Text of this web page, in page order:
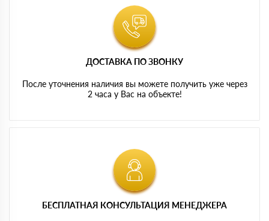
ДОСТАВКА ПО ЗВОНКУ
После уточнения наличия вы можете получить уже через
2 часа у Вас на объекте!
БЕСПЛАТНАЯ КОНСУЛЬТАЦИЯ МЕНЕДЖЕРА